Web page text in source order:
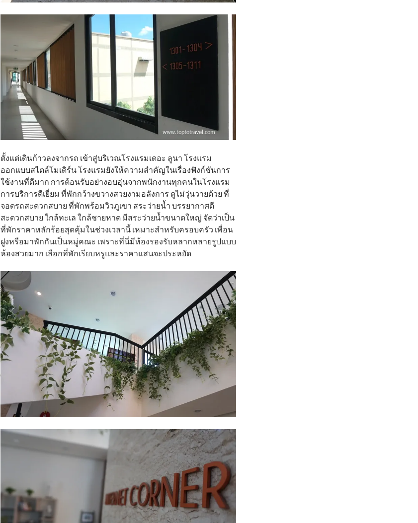
ตั้งแต่เดินก้าวลงจากรถ เข้าสู่บริเวณโรงแรมเดอะ ลูนา โรงแรม
ออกแบบสไตล์โมเดิร์น โรงแรมยังให้ความสำคัญในเรื่องฟังก์ชันการ
ใช้งานที่ดีมาก การต้อนรับอย่างอบอุ่นจากพนักงานทุกคนในโรงแรม
การบริการดีเยี่ยม ที่พักกว้างขวางสวยงามอลังการ ดูไม่วุ่นวายด้วย ที่
จอดรถสะดวกสบาย ที่พักพร้อมวิวภูเขา สระว่ายน้ำ บรรยากาศดี
สะดวกสบาย ใกล้ทะเล ใกล้ชายหาด มีสระว่ายน้ำขนาดใหญ่ จัดว่าเป็น
ที่พักราคาหลักร้อยสุดคุ้มในช่วงเวลานี้ เหมาะสำหรับครอบครัว เพื่อน
ฝูงหรือมาพักกันเป็นหมู่คณะ เพราะที่นี่มีห้องรองรับหลากหลายรูปแบบ
ห้องสวยมาก เลือกที่พักเรียบหรูและราคาแสนจะประหยัด